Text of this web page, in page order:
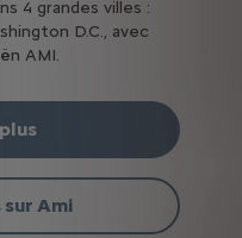
4 grandes villes :
D.C., avec
AMI.
sur Ami